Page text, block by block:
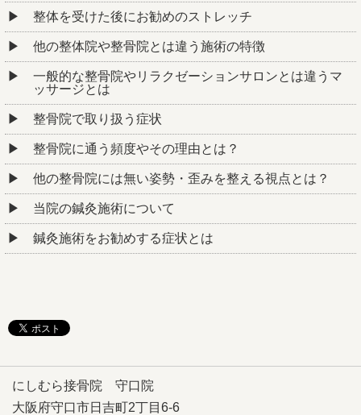
整体を受けた後にお勧めのストレッチ
他の整体院や整骨院とは違う施術の特徴
一般的な整骨院やリラクゼーションサロンとは違うマ
ッサージとは
整骨院で取り扱う症状
整骨院に通う頻度やその理由とは？
他の整骨院には無い姿勢・歪みを整える視点とは？
当院の鍼灸施術について
鍼灸施術をお勧めする症状とは
にしむら接骨院 守口院
大阪府守口市日吉町2丁目6-6